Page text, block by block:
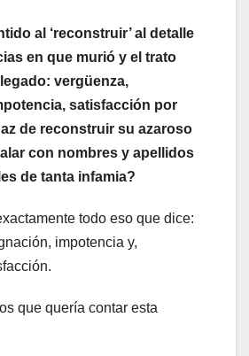
al ‘reconstruir’ al detalle
en que murió y el trato
vergüenza,
satisfacción por
de reconstruir su azaroso
con nombres y apellidos
de tanta infamia?
todo eso que dice:
impotencia y,
que quería contar esta